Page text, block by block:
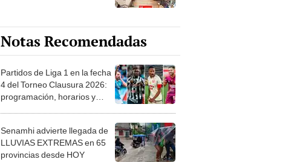
Notas Recomendadas
Partidos de Liga 1 en la fecha
4 del Torneo Clausura 2026:
programación, horarios y
Senamhi advierte llegada de
LLUVIAS EXTREMAS en 65
provincias desde HOY